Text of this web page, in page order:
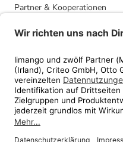
Partner & Kooperationen
Presse